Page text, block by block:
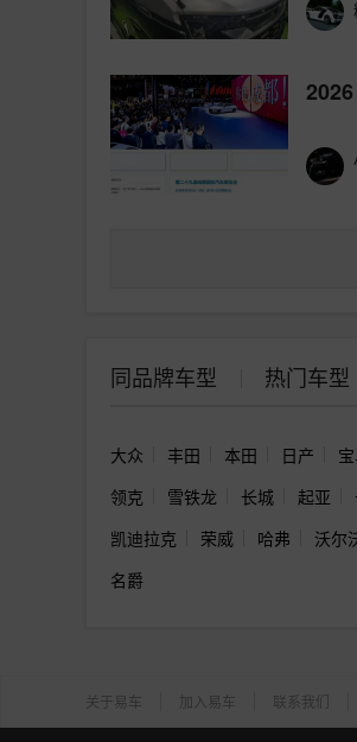
同品牌车型 热门车型
大众 丰田 本田 日产
领克
雪铁龙 长城 起亚
凯迪拉克
荣威 哈弗 沃尔
名爵
关于易车 加入易车 联系我们